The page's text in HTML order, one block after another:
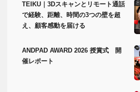
TEIKU｜3Dスキャンとリモート通話
で経験、距離、時間の3つの壁を超
え、顧客感動を届ける
ANDPAD AWARD 2026 授賞式 開
催レポート